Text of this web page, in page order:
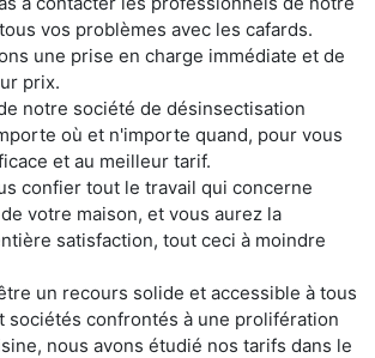
vos problèmes avec les cafards.
une prise en charge immédiate et de
prix.
notre société de désinsectisation
où et n'importe quand, pour vous
et au meilleur tarif.
confier tout le travail qui concerne
votre maison, et vous aurez la
satisfaction, tout ceci à moindre
un recours solide et accessible à tous
sociétés confrontés à une prolifération
nous avons étudié nos tarifs dans le